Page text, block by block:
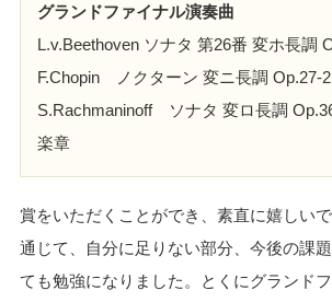
グランドファイナル演奏曲
L.v.Beethoven ソナタ 第26番 変ホ長調
F.Chopin ノクターン 変ニ長調 Op.27-2
S.Rachmaninoff ソナタ 変ロ長調
楽章
賞をいただくことができ、素直に嬉しい
通じて、自分に足りない部分、今後の課
ても勉強になりました。とくにグランド